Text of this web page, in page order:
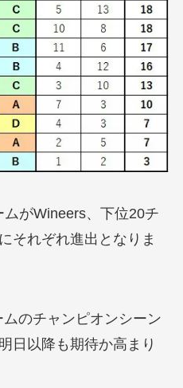
がWineers、下位20チ
それぞれ進出となりま
のチャンピオンシーン
日以降も期待か高まり